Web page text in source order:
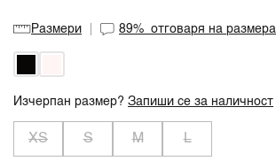
Размери 89%отговаря на размера
Изчерпан размер?Запиши се за наличност
XS S M L